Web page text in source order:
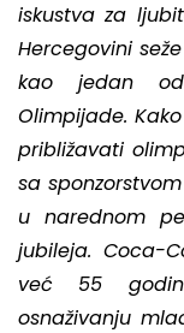
iskustva za
Hercegovini
kao jedan od
Olimpijade.
približavati
sa
u narednom
jubileja. Coca-
već 55
osnaživanju